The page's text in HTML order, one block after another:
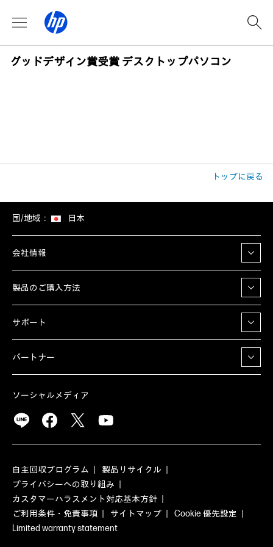
グッドデザイン賞受賞 デスクトップパソコン
トップに戻る
国/地域： 日本
会社情報
製品のご購入方法
サポート
パートナー
ソーシャルメディア
自主回収プログラム
製品リサイクル
プライバシーへの取り組み
カスタマーハラスメント対応基本方針
ご利用条件・免責事項
サイトマップ
Cookie 優先設定
Limited warranty statement